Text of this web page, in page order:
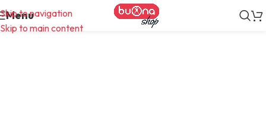
Skip to navigation
Skip to main content
Menu